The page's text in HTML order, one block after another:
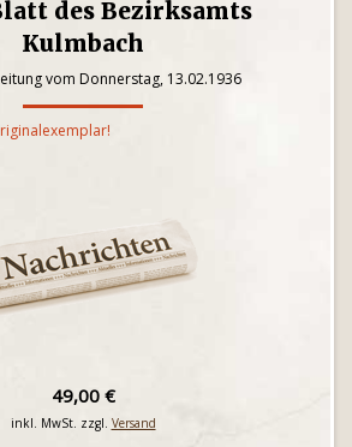
des Bezirksamts
Kulmbach
vom Donnerstag, 13.02.1936
49,00 €
inkl. MwSt. zzgl. Versand